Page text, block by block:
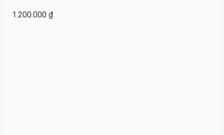
1.200.000 ₫